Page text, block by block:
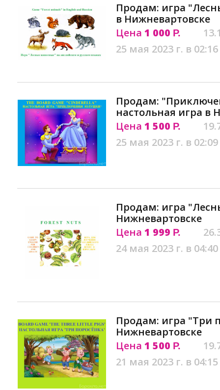
Продам: игра
в Нижневартовске
Цена 1 000 Р.
25 мая 2023 г. в 02:16
Продам:
настольная игра в
Цена 1 500 Р.
25 мая 2023 г. в 02:09
Продам: игра
Нижневартовске
Цена 1 999 Р.
24 мая 2023 г. в 04:40
Продам: игра "Три
Нижневартовске
Цена 1 500 Р.
21 мая 2023 г. в 04:15